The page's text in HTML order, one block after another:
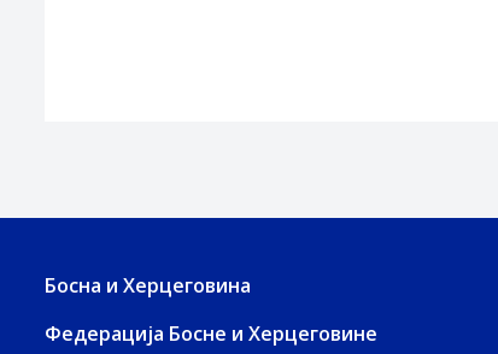
Босна и Херцеговина
Федерација Босне и Херцеговине